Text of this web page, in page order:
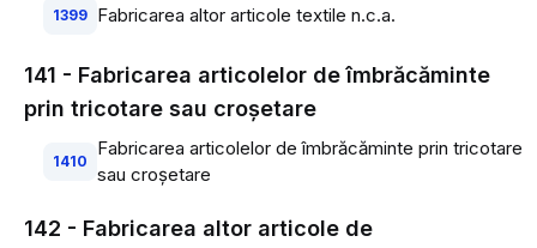
1399 Fabricarea altor articole textile n.c.a.
141 - Fabricarea articolelor de îmbrăcăminte
prin tricotare sau croşetare
1410
Fabricarea articolelor de îmbrăcăminte prin tricotare
sau croşetare
142 - Fabricarea altor articole de